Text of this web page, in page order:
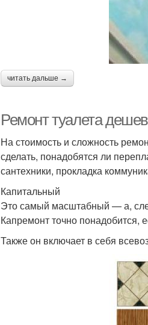
читать дальше →
Ремонт туалета
На стоимость и сложность
сделать, понадобятся ли
сантехники, прокладка
Капитальный
Это самый масштабный — а,
Капремонт точно понадобится,
Также он включает в себя